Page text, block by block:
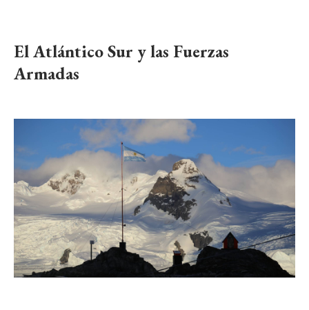
El Atlántico Sur y las Fuerzas
Armadas